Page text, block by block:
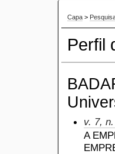
Capa >
Perfil
v. 7,
A